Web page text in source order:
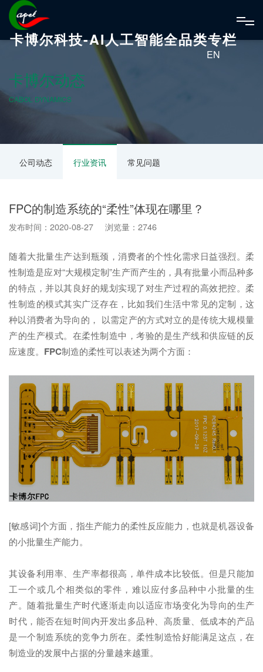
卡博尔科技-AI人工智能全品类专栏
EN
卡博尔动态
CABOL DYNAMICS
公司动态 行业资讯 常见问题
FPC的制造系统的“柔性”体现在哪里？
发布时间：2020-08-27 浏览量：2746
随着大批量生产达到瓶颈，消费者的个性化需求日益强烈。柔
性制造是应对“大规模定制”生产而产生的，具有批量小而品种多
的特点，并以其良好的规划实现了对生产过程的高效把控。柔
性制造的模式其实广泛存在，比如我们生活中常见的定制，这
种以消费者为导向的， 以需定产的方式对立的是传统大规模量
产的生产模式。在柔性制造中，考验的是生产线和供应链的反
应速度。 FPC制造的柔性可以表述为两个方面：
[敏感词]个方面，指生产能力的柔性反应能力，也就是机器设备
的小批量生产能力。
其设备利用率、生产率都很高，单件成本比较低。但是只能加
工一个或几个相类似的零件，难以应付多品种中小批量的生
产。随着批量生产时代逐渐走向以适应市场变化为导向的生产
时代，能否在短时间内开发出多品种、高质量、低成本的产品
是一个制造系统的竞争力所在。柔性制造恰好能满足这点，在
制造业的发展中占据的分量越来越重。